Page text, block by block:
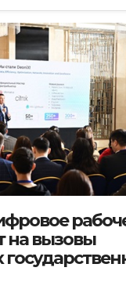
на вызовы